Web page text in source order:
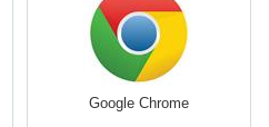
Google Chrome